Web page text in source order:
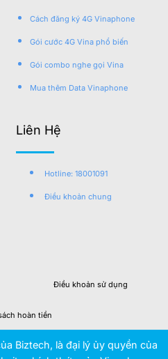
Cách đăng ký 4G Vinaphone
Gói cước 4G Vina phổ biến
Gói combo nghe gọi Vina
Mua thêm Data Vinaphone
Liên Hệ
Hotline: 18001091
Điều khoản chung
Điều khoản sử dụng
hoàn tiền
Biztech, là đại lý ủy quyền của